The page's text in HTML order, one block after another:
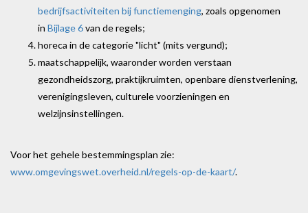
bedrijfsactiviteiten bij functiemenging, zoals opgenomen
in Bijlage 6van de regels;
horeca in de categorie "licht" (mits vergund);
maatschappelijk, waaronder worden verstaan
gezondheidszorg, praktijkruimten, openbare dienstverlening,
verenigingsleven, culturele voorzieningen en
welzijnsinstellingen.
Voor het gehele bestemmingsplan zie:
www.omgevingswet.overheid.nl/regels-op-de-kaart/.